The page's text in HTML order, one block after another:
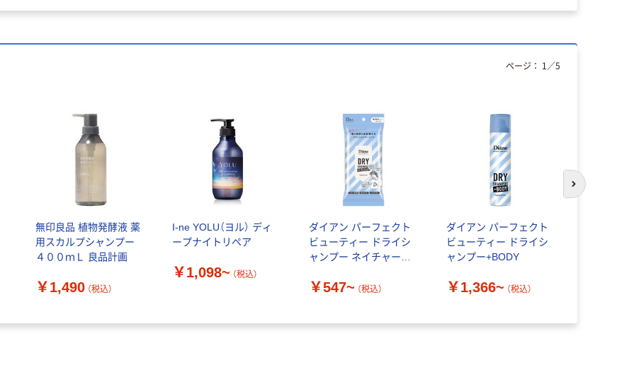
無印良品 植物発酵液 薬
用スカルプシャンプー
４００ｍＬ 良品計画
￥1,490 （税込）
I-ne YOLU（ヨル） ディ
ープナイトリペア
￥1,098~ （税込）
ダイアン パーフェクト
ビューティー ドライシ
ャンプー ネイチャーラ
￥547~ （税込）
ダイアン パーフェクト
ビューティー ドライシ
ャンプー+BODY
￥1,366~ （税込）
ページ： 1 ／5
次のスライド